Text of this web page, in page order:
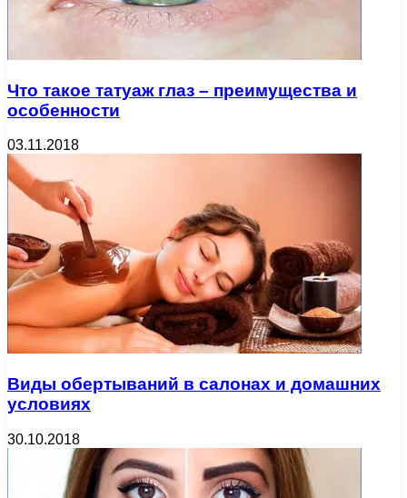
Что такое татуаж глаз – преимущества и
особенности
03.11.2018
Виды обертываний в салонах и домашних
условиях
30.10.2018